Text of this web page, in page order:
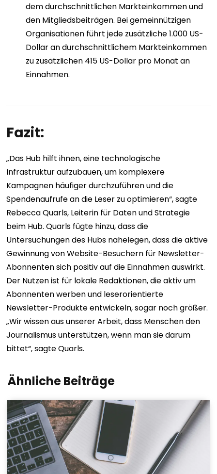
dem durchschnittlichen Markteinkommen und
den Mitgliedsbeiträgen. Bei gemeinnützigen
Organisationen führt jede zusätzliche 1.000 US-
Dollar an durchschnittlichem Markteinkommen
zu zusätzlichen 415 US-Dollar pro Monat an
Einnahmen.
Fazit:
„Das Hub hilft ihnen, eine technologische
Infrastruktur aufzubauen, um komplexere
Kampagnen häufiger durchzuführen und die
Spendenaufrufe an die Leser zu optimieren“, sagte
Rebecca Quarls, Leiterin für Daten und Strategie
beim Hub. Quarls fügte hinzu, dass die
Untersuchungen des Hubs nahelegen, dass die aktive
Gewinnung von Website-Besuchern für Newsletter-
Abonnenten sich positiv auf die Einnahmen auswirkt.
Der Nutzen ist für lokale Redaktionen, die aktiv um
Abonnenten werben und leserorientierte
Newsletter-Produkte entwickeln, sogar noch größer.
„Wir wissen aus unserer Arbeit, dass Menschen den
Journalismus unterstützen, wenn man sie darum
bittet“, sagte Quarls.
Ähnliche Beiträge